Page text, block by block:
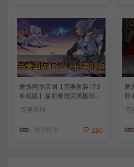
爱游网单亲测【完美国际173
单机版】最新整理完美国际17
3V344新15职业鸿利商城版
装备精炼128倍 视频安装教学
完美系列
爱游网单 280
爱
罪
机
完